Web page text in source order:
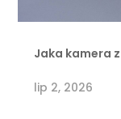
Jaka kamera
lip 2, 2026